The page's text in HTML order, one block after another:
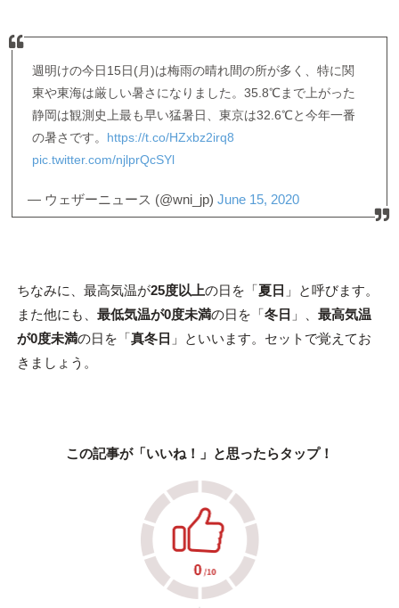
週明けの今日15日(月)は梅雨の晴れ間の所が多く、特に関
東や東海は厳しい暑さになりました。35.8℃まで上がった
静岡は観測史上最も早い猛暑日、東京は32.6℃と今年一番
の暑さです。 https://t.co/HZxbz2irq8
pic.twitter.com/njlprQcSYl
— ウェザーニュース (@wni_jp) June 15, 2020
ちなみに、最高気温が25度以上の日を「夏日 」と呼びます。
また他にも、 最低気温が0度未満の日を「冬日 」、 最高気温
が0度未満の日を「真冬日 」といいます。セットで覚えてお
きましょう。
この記事が「いいね！」と思ったらタップ！